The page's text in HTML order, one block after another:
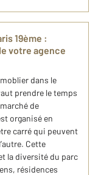
19ème :
votre agence
dans le
prendre le temps
de
organisé en
carré qui peuvent
Cette
la diversité du parc
résidences